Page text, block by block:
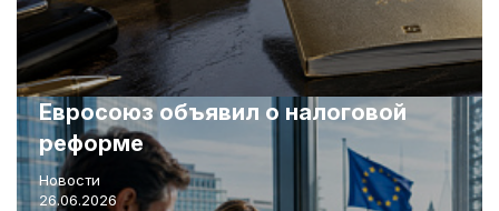
Евросоюз объявил о налоговой
реформе
Новости
26.06.2026